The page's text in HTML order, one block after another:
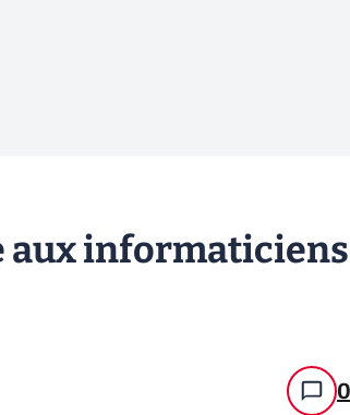
aux informaticiens
0